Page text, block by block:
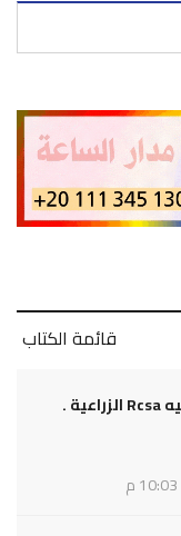
قائمة الكتاب
روائح الزمان .. عضو الملكيه Rcsa الزراعية .